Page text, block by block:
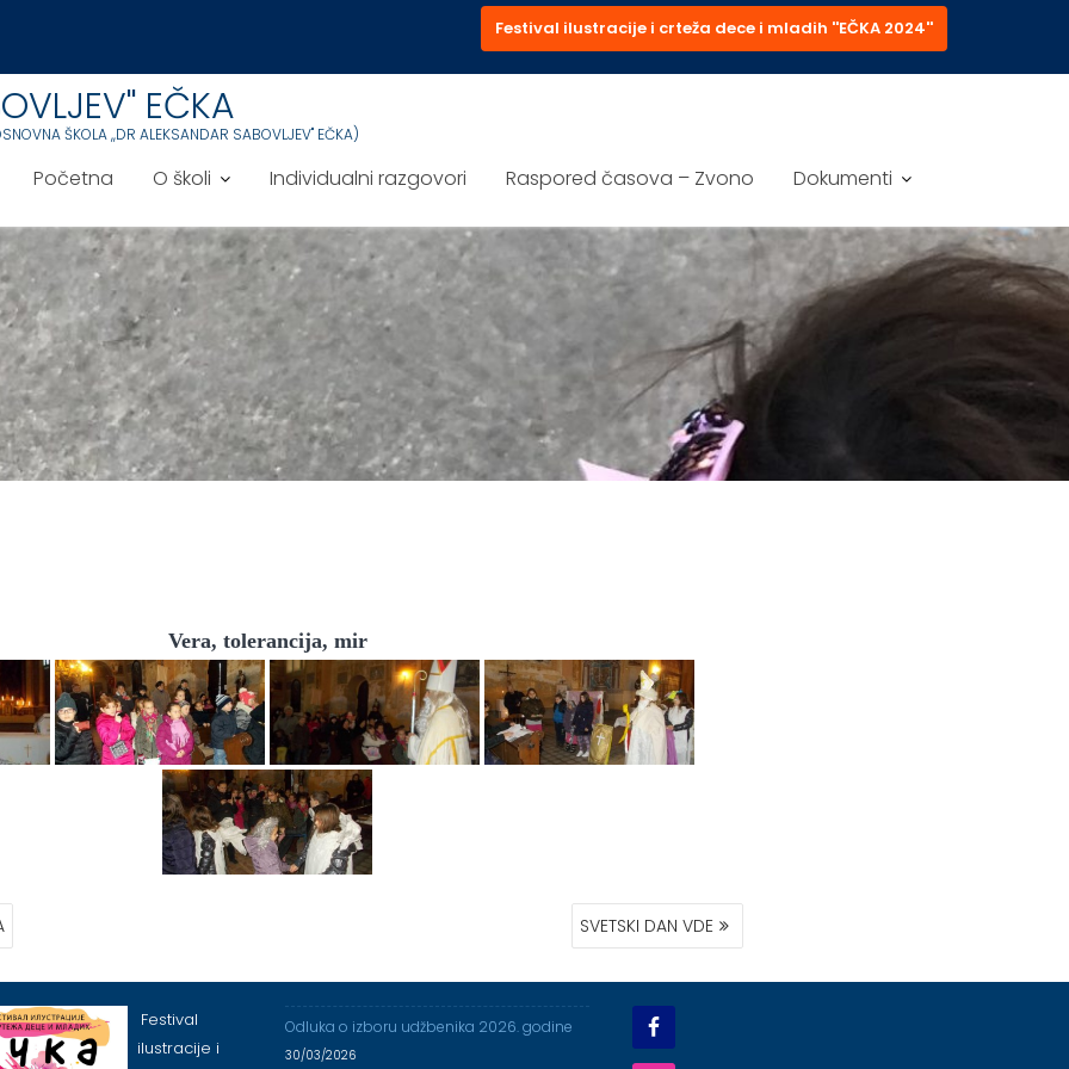
Festival ilustracije i crteža dece i mladih ''EČKA 2024''
EČKA
ŠKOLA ,,DR ALEKSANDAR SABOVLJEV'' EČKA)
Početna O školi Individualni razgovori Raspored časova – Zvono Dokumenti
Vera, tolerancija, mir
SVETSKI DAN VDE
Festival
ilustracije i
Odluka o izboru udžbenika 2026. godine
30/03/2026